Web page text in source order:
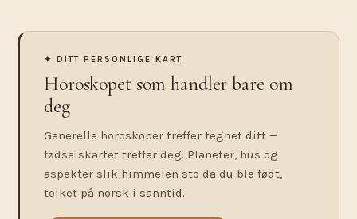
✦ DITT PERSONLIGE KART
Horoskopet som handler bare om
deg
Generelle horoskoper treffer tegnet ditt —
fødselskartet treffer deg. Planeter, hus og
aspekter slik himmelen sto da du ble født,
tolket på norsk i sanntid.